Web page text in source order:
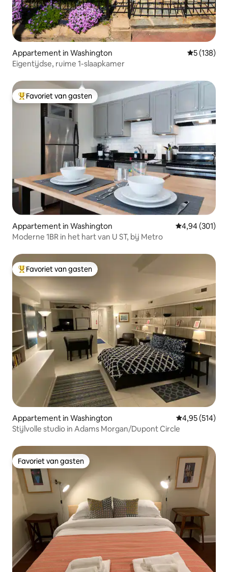
Appartement in Washington
5 (138)
Eigentijdse, ruime 1-slaapkamer
Topfavoriet van gasten
Favoriet van gasten
Appartement in Washington Gemiddelde
4,94 (301)
Moderne 1BR in het hart van U ST, bij Metro
Topfavoriet van gasten
Favoriet van gasten
Appartement in Washington Gemiddelde
4,95 (514)
Stijlvolle studio in Adams Morgan/Dupont Circle
Favoriet van gasten
Favoriet van gasten